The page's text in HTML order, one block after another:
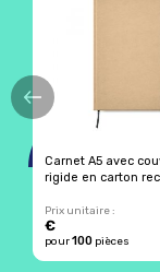
Carnet A5 avec
rigide en carton
Prix unitaire :
€
pour100 pièces